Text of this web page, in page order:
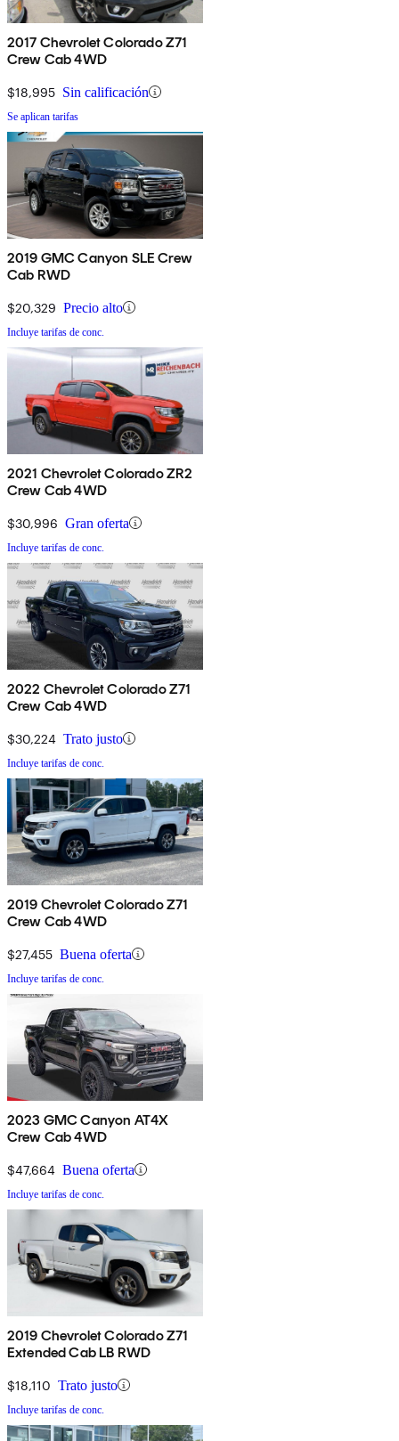
2017 Chevrolet Colorado Z71
Crew Cab 4WD
$18,995 Sin calificación
Se aplican tarifas
2019 GMC Canyon SLE Crew
Cab RWD
$20,329 Precio alto
Incluye tarifas de conc.
2021 Chevrolet Colorado ZR2
Crew Cab 4WD
$30,996 Gran oferta
Incluye tarifas de conc.
2022 Chevrolet Colorado Z71
Crew Cab 4WD
$30,224 Trato justo
Incluye tarifas de conc.
2019 Chevrolet Colorado Z71
Crew Cab 4WD
$27,455 Buena oferta
Incluye tarifas de conc.
2023 GMC Canyon AT4X
Crew Cab 4WD
$47,664 Buena oferta
Incluye tarifas de conc.
2019 Chevrolet Colorado Z71
Extended Cab LB RWD
$18,110 Trato justo
Incluye tarifas de conc.